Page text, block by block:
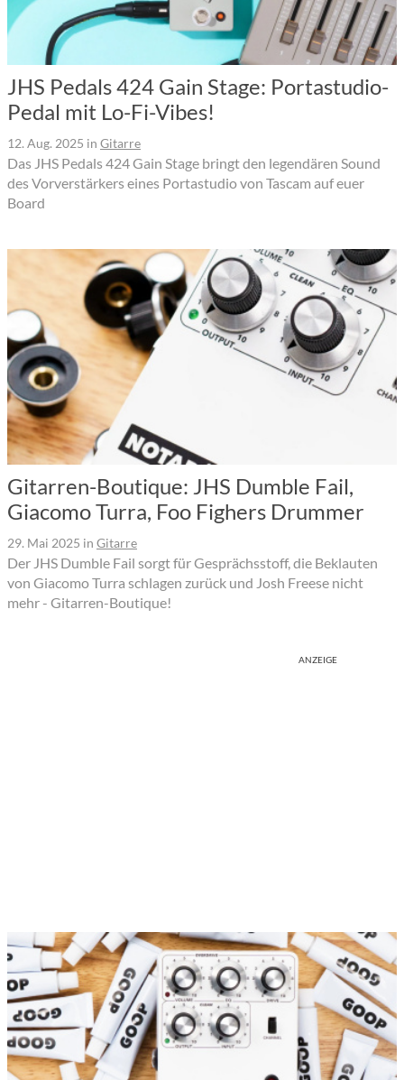
JHS Pedals 424 Gain Stage: Portastudio-
Pedal mit Lo-Fi-Vibes!
12. Aug. 2025 in Gitarre
Das JHS Pedals 424 Gain Stage bringt den legendären Sound
des Vorverstärkers eines Portastudio von Tascam auf euer
Board
Gitarren-Boutique: JHS Dumble Fail,
Giacomo Turra, Foo Fighers Drummer
29. Mai 2025 in Gitarre
Der JHS Dumble Fail sorgt für Gesprächsstoff, die Beklauten
von Giacomo Turra schlagen zurück und Josh Freese nicht
mehr - Gitarren-Boutique!
ANZEIGE